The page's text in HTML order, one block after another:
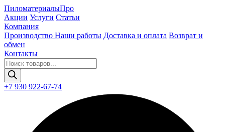
ПиломатериалыПро
Акции Услуги Статьи
Компания
Производство Наши работы Доставка и оплата Возврат и
обмен
Контакты
Поиск
товаров
+7 930 922-67-74